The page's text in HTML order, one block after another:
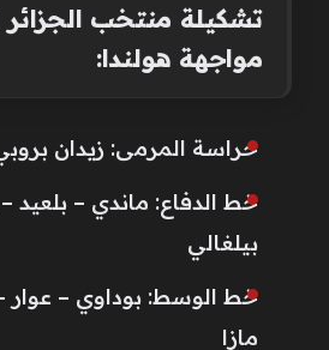
تشكيلة منتخب الجزائر
مواجهة هولندا:
حراسة المرمى: زيدان
خط الدفاع: ماندي – بلعيد
بيلغالي
خط الوسط: بوداوي – عوار
مازا